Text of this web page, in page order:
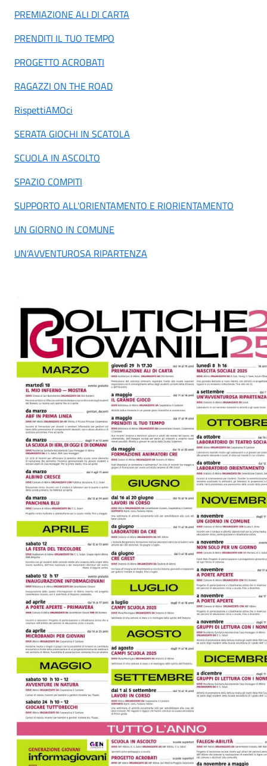
PREMIAZIONE ALI DI CARTA
PRENDITI IL TUO TEMPO
PROGETTO ACROBATI
RAGAZZI ON THE ROAD
RispettiAMOci
SERATA GIOCHI IN SCATOLA
SCUOLA IN ASCOLTO
SPAZIO COMPITI
SUPPORTO ALL'ORIENTAMENTO E RIORIENTAMENTO
UN GIORNO IN COMUNE
UN’AVVENTUROSA RIPARTENZA